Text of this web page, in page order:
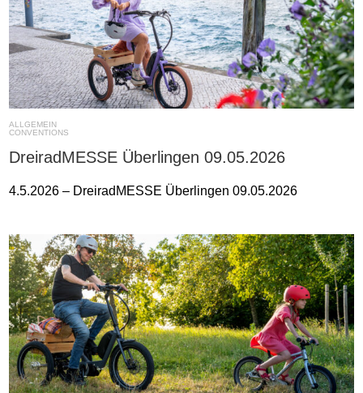
ALLGEMEIN
CONVENTIONS
DreiradMESSE Überlingen 09.05.2026
4.5.2026 – DreiradMESSE Überlingen 09.05.2026